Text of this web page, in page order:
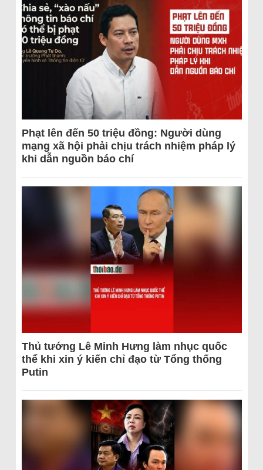
Phạt lên đến 50 triệu đồng: Người dùng
mạng xã hội phải chịu trách nhiệm pháp lý
khi dẫn nguồn báo chí
Thủ tướng Lê Minh Hưng làm nhục quốc
thể khi xin ý kiến chỉ đạo từ Tổng thống
Putin